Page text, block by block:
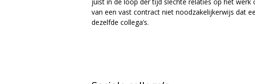
van een vast contract niet noodzakelijkerwijs dat
dezelfde collega’s.